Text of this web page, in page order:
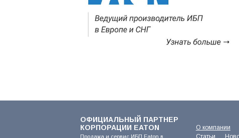
ОФИЦИАЛЬНЫЙ ПАРТНЕР
КОРПОРАЦИИ EATON
Продажа и сервис ИБП Eaton в
О компании
Статьи